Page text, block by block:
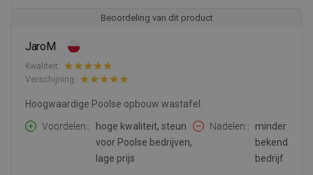
Beoordeling van dit product
JaroM
Kwaliteit:
Verschijning:
Hoogwaardige Poolse opbouw wastafel.
Voordelen:
hoge kwaliteit, steun
voor Poolse bedrijven,
lage prijs
Nadelen:
minder
bekend
bedrijf